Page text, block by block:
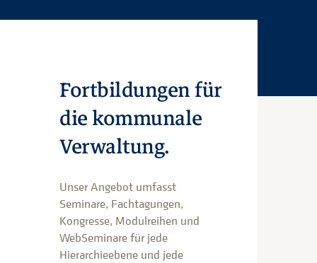
Fortbildungen für
die kommunale
Verwaltung.
Unser Angebot umfasst
Seminare, Fachtagungen,
Kongresse, Modulreihen und
WebSeminare für jede
Hierarchieebene und jede